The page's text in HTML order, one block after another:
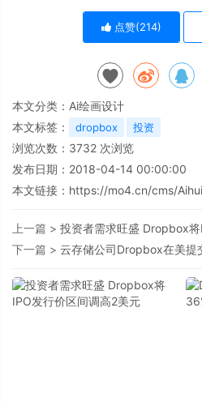
点赞(214)
本文分类： Ai绘画设计
本文标签：
dropbox 投资
浏览次数： 3732 次浏览
发布日期：2018-04-14 00:00:00
本文链接： https://mo4.cn/cms/
上一篇 > 投资者需求旺盛 Dropbox
下一篇 > 云存储公司Dropbox在美提